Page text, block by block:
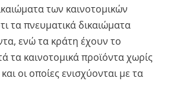
των καινοτομικών
τα πνευματικά δικαιώματα
ενώ τα κράτη έχουν το
τα καινοτομικά προϊόντα χωρίς
οι οποίες ενισχύονται με τα